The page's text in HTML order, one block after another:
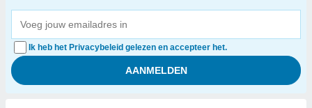
Ik heb het Privacybeleid gelezen en accepteer het.